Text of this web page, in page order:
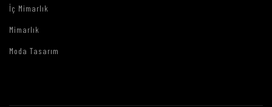
İç Mimarlık
Mimarlık
Moda Tasarım